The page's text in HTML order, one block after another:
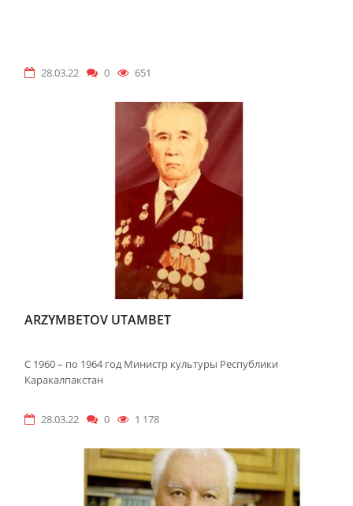
28.03.22 0 651
ARZYMBETOV UTAMBET
С 1960 – по 1964 год Министр культуры Республики
Каракалпакстан
28.03.22 0 1 178